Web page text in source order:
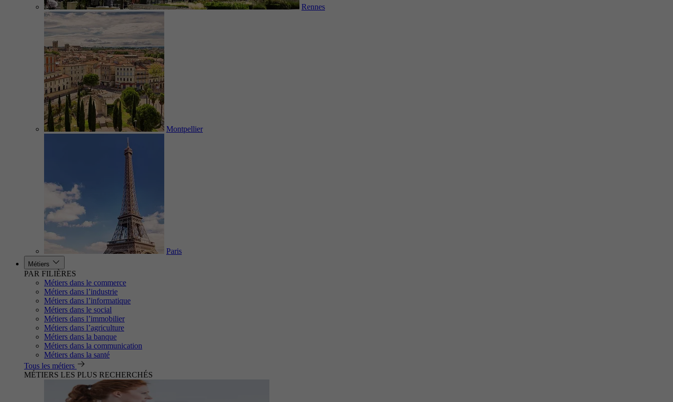
Rennes
Montpellier
Paris
Métiers
PAR FILIÈRES
Métiers dans le commerce
Métiers dans l’industrie
Métiers dans l’informatique
Métiers dans le social
Métiers dans l’immobilier
Métiers dans l’agriculture
Métiers dans la banque
Métiers dans la communication
Métiers dans la santé
Tous les métiers
MÉTIERS LES PLUS RECHERCHÉS